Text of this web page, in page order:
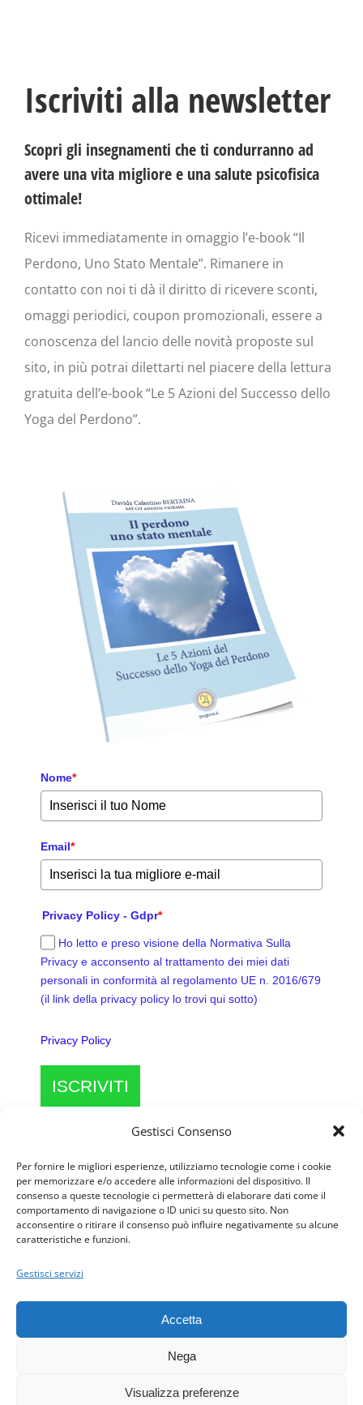
Gestisci Consenso
Per fornire le migliori esperienze, utilizziamo tecnologie come i cookie
per memorizzare e/o accedere alle informazioni del dispositivo. Il
consenso a queste tecnologie ci permetterà di elaborare dati come il
comportamento di navigazione o ID unici su questo sito. Non
acconsentire o ritirare il consenso può influire negativamente su alcune
caratteristiche e funzioni.
Gestisci servizi
Accetta
Nega
Visualizza preferenze
Iscriviti alla newsletter
Scopri gli insegnamenti che ti condurranno ad
avere una vita migliore e una salute psicofisica
ottimale!
Ricevi immediatamente in omaggio l’e-book “Il
Perdono, Uno Stato Mentale”. Rimanere in
contatto con noi ti dà il diritto di ricevere sconti,
omaggi periodici, coupon promozionali, essere a
conoscenza del lancio delle novità proposte sul
sito, in più potrai dilettarti nel piacere della lettura
gratuita dell’e-book “Le 5 Azioni del Successo dello
Yoga del Perdono”.
Nome*
Email*
Privacy Policy - Gdpr*
Ho letto e preso visione della Normativa Sulla
Privacy e acconsento al trattamento dei miei dati
personali in conformità al regolamento UE n. 2016/679
(il link della privacy policy lo trovi qui sotto)
Privacy Policy
ISCRIVITI
Condizioni · Privacy Policy · © 2016 PerGiove - Tutti i diritti
·info@pergiove.it